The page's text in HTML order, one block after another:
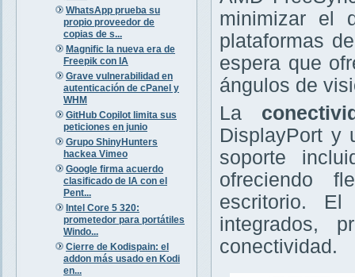
WhatsApp prueba su
propio proveedor de
copias de s...
Magnific la nueva era de
Freepik con IA
Grave vulnerabilidad en
autenticación de cPanel y
WHM
GitHub Copilot limita sus
peticiones en junio
Grupo ShinyHunters
hackea Vimeo
Google firma acuerdo
clasificado de IA con el
Pent...
Intel Core 5 320:
prometedor para portátiles
Windo...
Cierre de Kodispain: el
addon más usado en Kodi
en...
minimizar el
plataformas
espera que
ángulos de
La
DisplayPort y
soporte
ofreciendo
escritorio.
integrados,
conectividad.